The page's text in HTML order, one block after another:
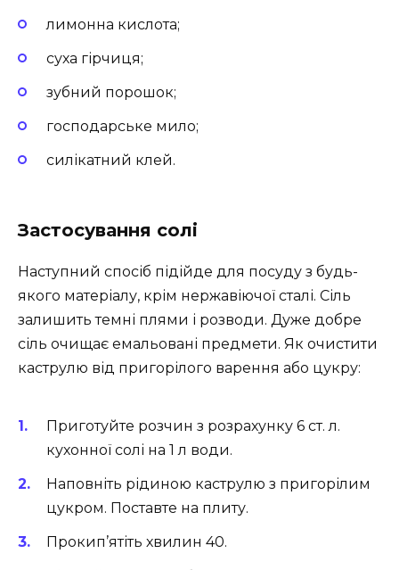
лимонна кислота;
суха гірчиця;
зубний порошок;
господарське мило;
силікатний клей.
Застосування солі
Наступний спосіб підійде для посуду з будь-
якого матеріалу, крім нержавіючої сталі. Сіль
залишить темні плями і розводи. Дуже добре
сіль очищає емальовані предмети. Як очистити
каструлю від пригорілого варення або цукру:
Приготуйте розчин з розрахунку 6 ст. л.
кухонної солі на 1 л води.
Наповніть рідиною каструлю з пригорілим
цукром. Поставте на плиту.
Прокип’ятіть хвилин 40.